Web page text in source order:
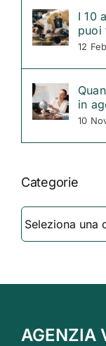
I 10
puoi
12
in
10
Categorie
Categorie
AGENZIA